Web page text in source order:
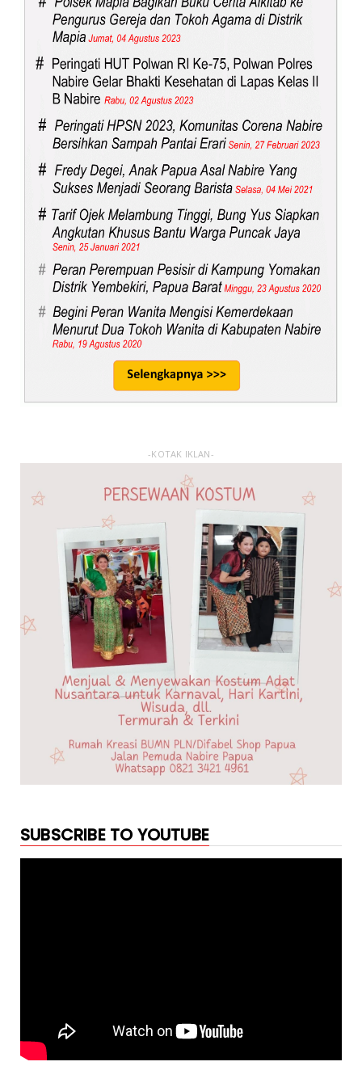
-KOTAK IKLAN-
SUBSCRIBE TO YOUTUBE